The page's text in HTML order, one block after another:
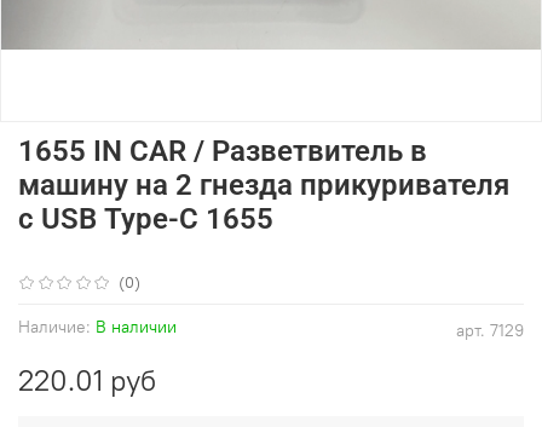
(0)
арт. 7129
Наличие: В наличии
1655 IN CAR / Разветвитель в
машину на 2 гнезда прикуривателя
c USB Type-C 1655
220.01 руб